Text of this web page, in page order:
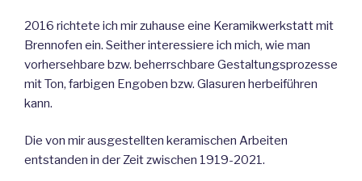
2016 richtete ich mir zuhause eine Keramikwerkstatt mit
Brennofen ein. Seither interessiere ich mich, wie man
vorhersehbare bzw. beherrschbare Gestaltungsprozesse
mit Ton, farbigen Engoben bzw. Glasuren herbeiführen
kann.
Die von mir ausgestellten keramischen Arbeiten
entstanden in der Zeit zwischen 1919-2021.